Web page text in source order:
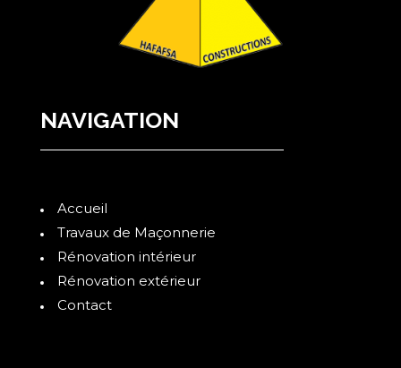
NAVIGATION
Accueil
Travaux de Maçonnerie
Rénovation intérieur
Rénovation extérieur
Contact